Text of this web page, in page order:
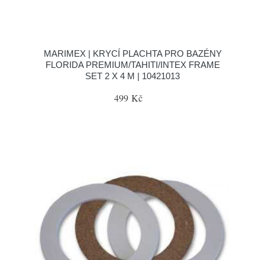
MARIMEX | KRYCÍ PLACHTA PRO BAZÉNY
FLORIDA PREMIUM/TAHITI/INTEX FRAME
SET 2 X 4 M | 10421013
499 Kč